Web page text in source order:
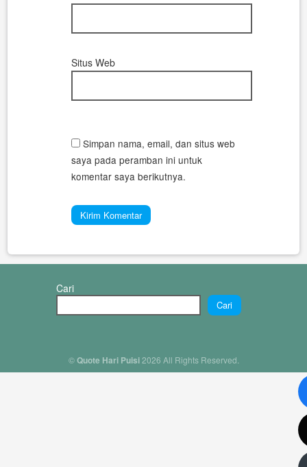
Situs Web
Simpan nama, email, dan situs web
saya pada peramban ini untuk
komentar saya berikutnya.
Cari
Cari
©Quote Hari Puisi2026 All Rights Reserved.